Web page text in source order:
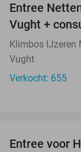
Entree
Vught +
Klimbos IJzeren
Vught
Verkocht: 655
Entree voor